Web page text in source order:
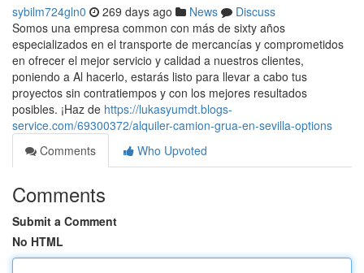
sybilm724gln0 269 days ago News
Discuss
Somos una empresa common con más de sixty años
especializados en el transporte de mercancías y comprometidos
en ofrecer el mejor servicio y calidad a nuestros clientes,
poniendo a Al hacerlo, estarás listo para llevar a cabo tus
proyectos sin contratiempos y con los mejores resultados
posibles. ¡Haz de https://lukasyumdt.blogs-
service.com/69300372/alquiler-camion-grua-en-sevilla-options
Comments
Who Upvoted
Comments
Submit a Comment
No HTML